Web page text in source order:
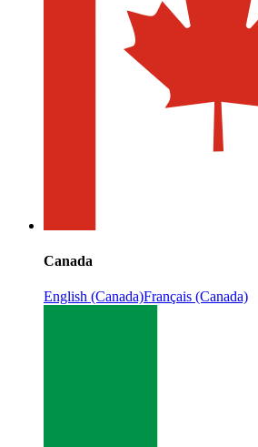
Canada
English (Canada)Français (Canada)